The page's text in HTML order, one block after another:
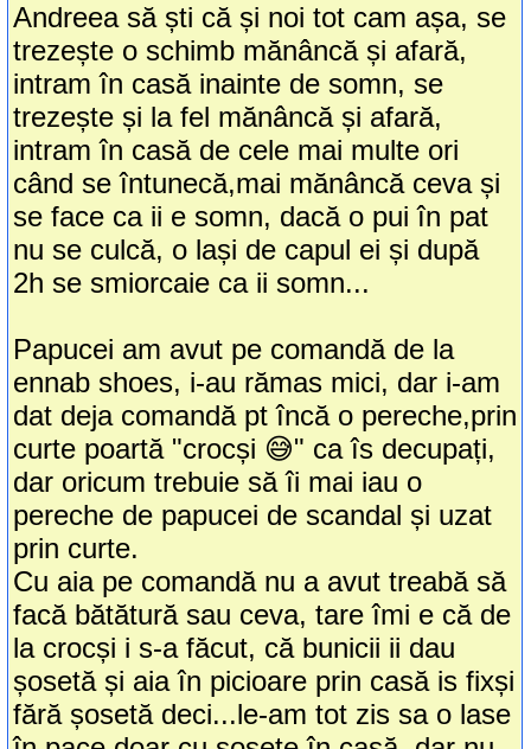
Andreea să ști că și noi tot cam așa, se
trezește o schimb mănâncă și afară,
intram în casă inainte de somn, se
trezește și la fel mănâncă și afară,
intram în casă de cele mai multe ori
când se întunecă,mai mănâncă ceva și
se face ca ii e somn, dacă o pui în pat
nu se culcă, o lași de capul ei și după
2h se smiorcaie ca ii somn...
Papucei am avut pe comandă de la
ennab shoes, i-au rămas mici, dar i-am
dat deja comandă pt încă o pereche,prin
curte poartă "crocși 😅" ca îs decupați,
dar oricum trebuie să îi mai iau o
pereche de papucei de scandal și uzat
prin curte.
Cu aia pe comandă nu a avut treabă să
facă bătătură sau ceva, tare îmi e că de
la crocși i s-a făcut, că bunicii ii dau
șosetă și aia în picioare prin casă is fixși
fără șosetă deci...le-am tot zis sa o lase